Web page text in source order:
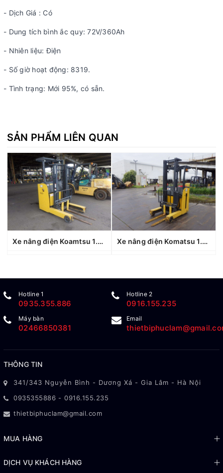
- Dịch Giá : Có
- Dung tích bình ắc quy: 72V/360Ah
- Nhiên liệu: Điện
- Số giờ hoạt động: 8319.
- Tình trạng: Mới 95%, có sẵn.
SẢN PHẨM LIÊN QUAN
Xe nâng điện Koamtsu 1.8 tấn FB18RL-15 (160693), sản xuất năm 2021 Xe nâng điện Komatsu 1.5 tấn Fb15RL-14 (1440370), sản xuất năm 2010
Hotline 1
0935.355.886
Hotline 2
0916.155.235
Máy bàn
02466850381
Email
THÔNG TIN
341/343 Nguyễn Bình - Dương Xá - Gia Lâm - Hà Nội
0935355886 - 0916.155.235
thietbiphuclam@gmail.com
MUA HÀNG
DỊCH VỤ KHÁCH HÀNG